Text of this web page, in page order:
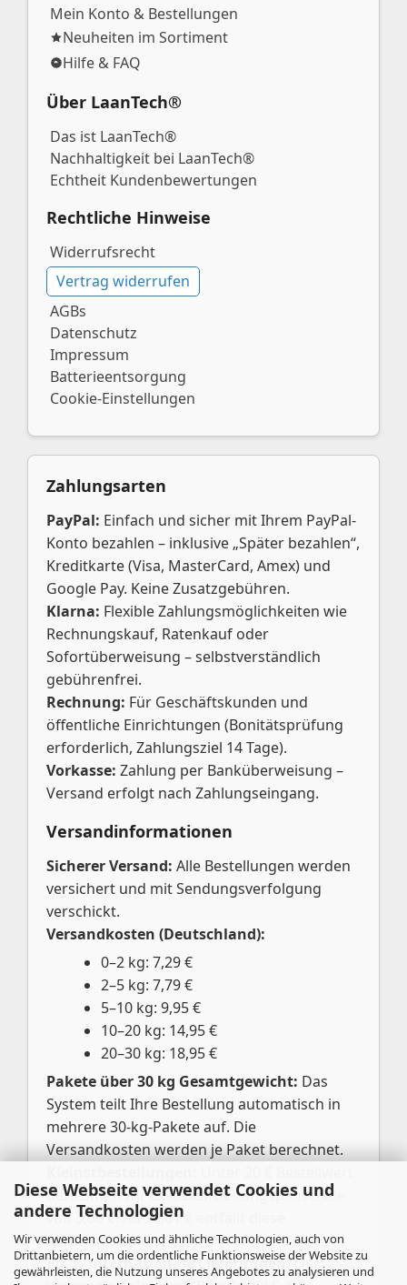
Diese Webseite verwendet Cookies und
andere Technologien
Wir verwenden Cookies und ähnliche Technologien, auch von
Drittanbietern, um die ordentliche Funktionsweise der Website zu
gewährleisten, die Nutzung unseres Angebotes zu analysieren und
Mein Konto & Bestellungen
Neuheiten im Sortiment
Hilfe & FAQ
Über LaanTech®
Das ist LaanTech®
Nachhaltigkeit bei LaanTech®
Echtheit Kundenbewertungen
Rechtliche Hinweise
Widerrufsrecht
Vertrag widerrufen
AGBs
Datenschutz
Impressum
Batterieentsorgung
Cookie-Einstellungen
Zahlungsarten
PayPal: Einfach und sicher mit Ihrem PayPal-
Konto bezahlen – inklusive „Später bezahlen“,
Kreditkarte (Visa, MasterCard, Amex) und
Google Pay. Keine Zusatzgebühren.
Klarna: Flexible Zahlungsmöglichkeiten wie
Rechnungskauf, Ratenkauf oder
Sofortüberweisung – selbstverständlich
gebührenfrei.
Rechnung: Für Geschäftskunden und
öffentliche Einrichtungen (Bonitätsprüfung
erforderlich, Zahlungsziel 14 Tage).
Vorkasse: Zahlung per Banküberweisung –
Versand erfolgt nach Zahlungseingang.
Versandinformationen
Sicherer Versand: Alle Bestellungen werden
versichert und mit Sendungsverfolgung
verschickt.
Versandkosten (Deutschland):
0–2 kg: 7,29 €
2–5 kg: 7,79 €
5–10 kg: 9,95 €
10–20 kg: 14,95 €
20–30 kg: 18,95 €
Pakete über 30 kg Gesamtgewicht: Das
System teilt Ihre Bestellung automatisch in
mehrere 30-kg-Pakete auf. Die
Versandkosten werden je Paket berechnet.
berechnen wir eine Bearbeitungspauschale
von 3,00 €. Ab 20,01 € entfällt diese
automatisch.
EU- & internationale Lieferungen:Der